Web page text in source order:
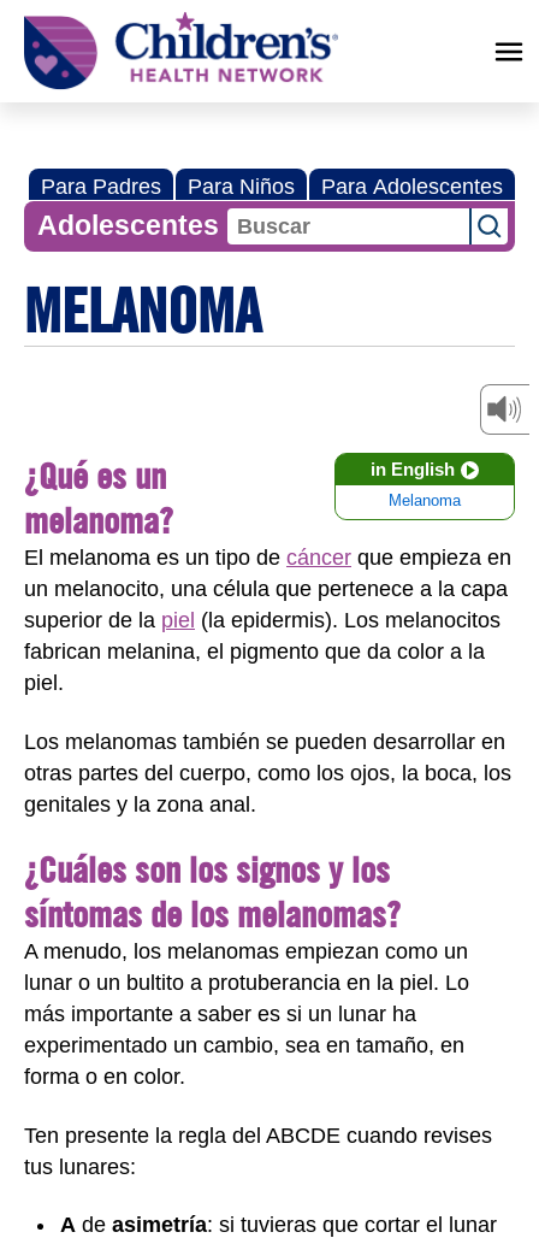
Children's
Health
Network
Para Padres Para Niños Para Adolescentes
Adolescentes
MELANOMA
in English
Melanoma
¿Qué es un
melanoma?
El melanoma es un tipo de cáncer que empieza en
un melanocito, una célula que pertenece a la capa
superior de la piel (la epidermis). Los melanocitos
fabrican melanina, el pigmento que da color a la
piel.
Los melanomas también se pueden desarrollar en
otras partes del cuerpo, como los ojos, la boca, los
genitales y la zona anal.
¿Cuáles son los signos y los
síntomas de los melanomas?
A menudo, los melanomas empiezan como un
lunar o un bultito a protuberancia en la piel. Lo
más importante a saber es si un lunar ha
experimentado un cambio, sea en tamaño, en
forma o en color.
Ten presente la regla del ABCDE cuando revises
tus lunares:
A de asimetría: si tuvieras que cortar el lunar